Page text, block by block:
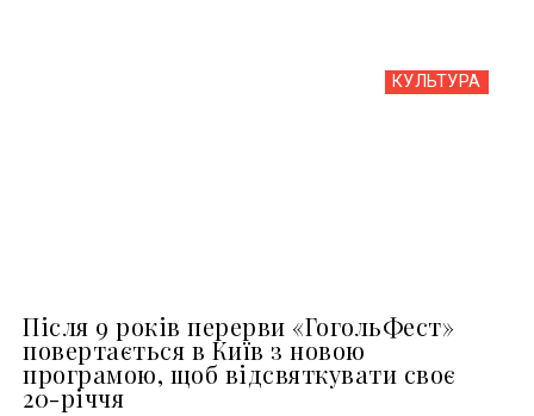
КУЛЬТУРА
Після 9 років перерви «ГогольФест»
повертається в Київ з новою
програмою, щоб відсвяткувати своє
20-річчя